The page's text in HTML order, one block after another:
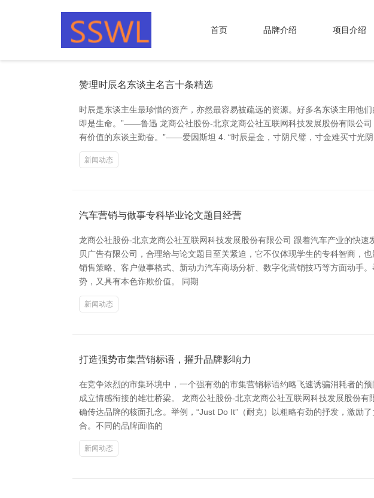
首页 品牌介绍 项目介绍
赞理时辰名东谈主名言十条精选
时辰是东谈主生最珍惜的资产，亦然最容易被疏远的资源。好多名东谈主用他
即是生命。”——鲁迅 龙商公社股份-北京龙商公社互联网科技发展股份有限公
有价值的东谈主勤奋。”——爱因斯坦 4. “时辰是金，寸阴尺璧，寸金难买寸
新闻动态
汽车营销与做事专科毕业论文题目经营
龙商公社股份-北京龙商公社互联网科技发展股份有限公司 跟着汽车产业的快
贝广告有限公司，合理给与论文题目至关紧迫，它不仅体现学生的专科智商，
销售策略、客户做事格式、新动力汽车商场分析、数字化营销技巧等方面动手
势，又具有本色诈欺价值。 同期
新闻动态
打造强势市集营销标语，擢升品牌影响力
在竞争浓烈的市集环境中，一个强有劲的市集营销标语约略飞速诱骗消耗者的
成立情感衔接的雄壮桥梁。 龙商公社股份-北京龙商公社互联网科技发展股份
确传达品牌的核面孔念。举例，“Just Do It”（耐克）以粗略有劲的抒发，激励
合。不同的品牌面临的
新闻动态